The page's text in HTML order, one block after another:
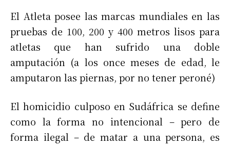
El Atleta posee las marcas mundiales en las
pruebas de 100, 200 y 400 metros lisos para
atletas que han sufrido una doble
amputación (a los once meses de edad, le
amputaron las piernas, por no tener peroné)
El homicidio culposo en Sudáfrica se define
como la forma no intencional – pero de
forma ilegal – de matar a una persona, es